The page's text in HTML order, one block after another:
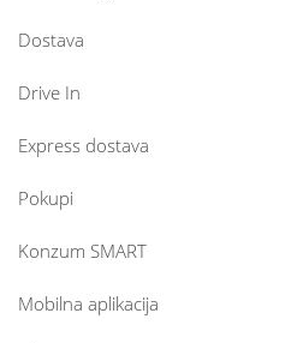
Dostava
Drive In
Express dostava
Pokupi
Konzum SMART
Mobilna aplikacija